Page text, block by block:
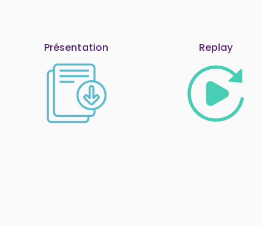
Présentation Replay